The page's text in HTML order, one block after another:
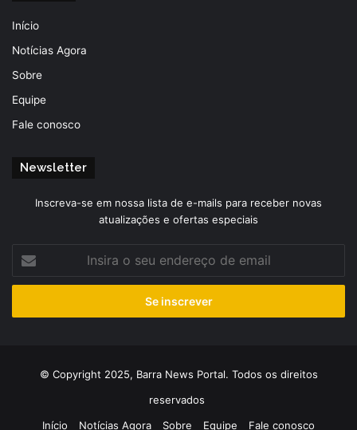
Início
Notícias Agora
Sobre
Equipe
Fale conosco
Newsletter
Inscreva-se em nossa lista de e-mails para receber novas
atualizações e ofertas especiais
seu
de
© Copyright 2025, Barra News Portal. Todos os direitos
reservados
Início
Notícias Agora Sobre Equipe Fale conosco